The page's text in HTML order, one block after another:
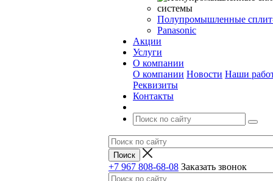
Полупромышленные
Panasonic
Акции
Услуги
О компании
О компании Новости Наши
Реквизиты
Контакты
+7 967 808-68-08 Заказать звонок